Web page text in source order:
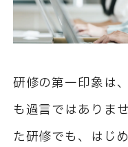
研修の第一印象は
も過言ではありま
た研修でも、はじ